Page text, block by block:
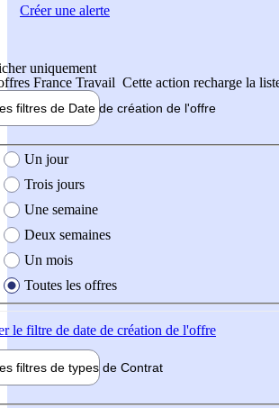
uniquement
France Travail Cette action recharge la
filtres de Date de création de l'offre
création de l'offre
Un jour
Trois jours
Une semaine
Deux semaines
Un mois
Toutes les offres
le filtre de date de création de l'offre
filtres de types de Contrat
Créer une alerte